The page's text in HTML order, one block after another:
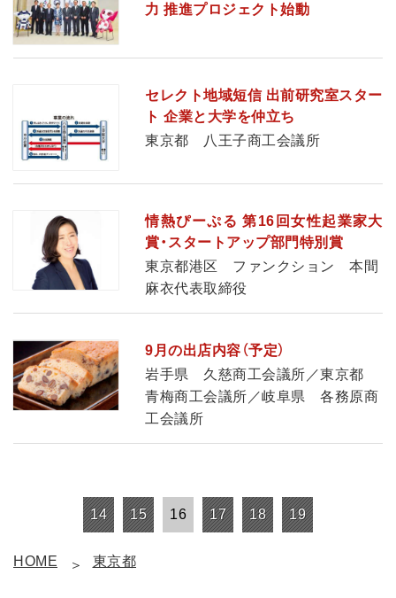
力 推進プロジェクト始動
セレクト地域短信 出前研究室スター
ト 企業と大学を仲立ち
東京都 八王子商工会議所
情熱ぴーぷる 第16回女性起業家大
賞・スタートアップ部門特別賞
東京都港区 ファンクション 本間
麻衣代表取締役
9月の出店内容（予定）
岩手県 久慈商工会議所／東京都
青梅商工会議所／岐阜県 各務原商
工会議所
14 15 16 17 18 19
HOME 東京都